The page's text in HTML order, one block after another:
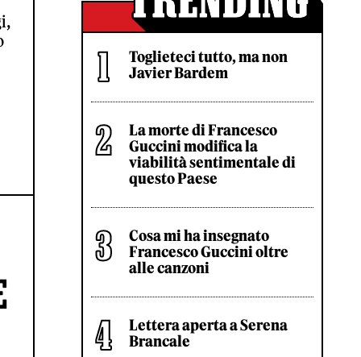
Toglieteci tutto, ma non
Javier Bardem
La morte di Francesco
Guccini modifica la
viabilità sentimentale di
questo Paese
Cosa mi ha insegnato
Francesco Guccini oltre
alle canzoni
Lettera aperta a Serena
Brancale